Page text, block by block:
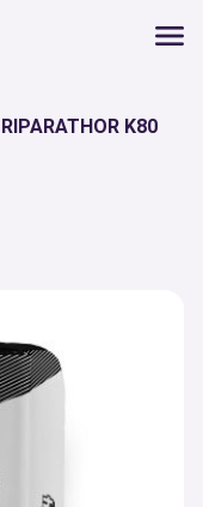
RIPARATHOR K80